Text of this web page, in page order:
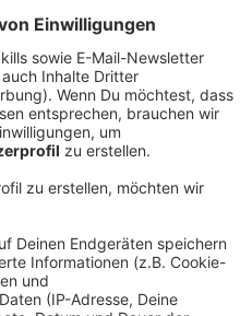
05:35
auch das